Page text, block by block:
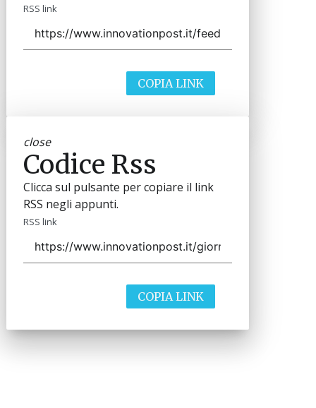
RSS link
COPIA LINK
close
Codice Rss
Clicca sul pulsante per copiare il link
RSS negli appunti.
RSS link
COPIA LINK